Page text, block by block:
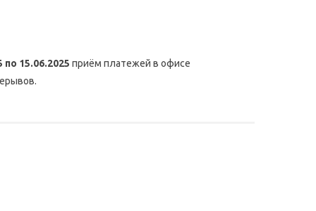
по 15.06.2025 приём платежей в офисе